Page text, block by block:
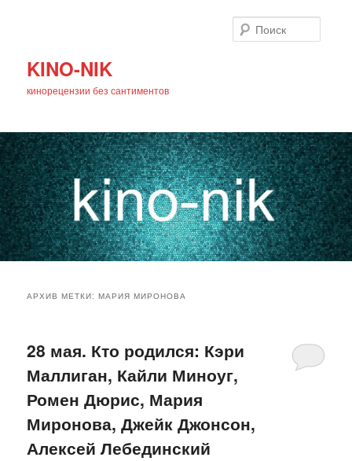
KINO-NIK
кинорецензии без сантиментов
основному
содержимому
дополнительному
содержимому
АРХИВ МЕТКИ:МАРИЯ МИРОНОВА
28 мая. Кто родился: Кэри
Маллиган, Кайли Миноуг,
Ромен Дюрис, Мария
Миронова, Джейк Джонсон,
Алексей Лебединский